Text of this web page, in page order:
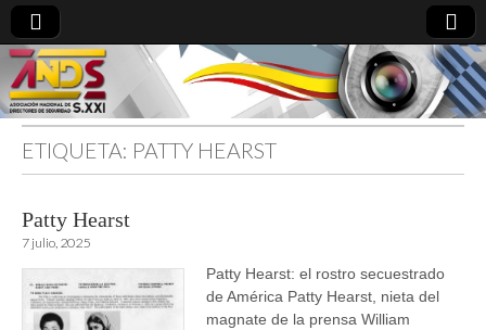
directoresdeseguridad.es
ETIQUETA: PATTY HEARST
Patty Hearst
7 julio, 2025
Patty Hearst: el rostro secuestrado
de América Patty Hearst, nieta del
magnate de la prensa William